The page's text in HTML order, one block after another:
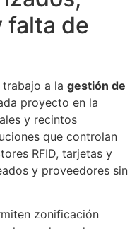
falta de
a la gestión de
proyecto en la
y recintos
que controlan
RFID, tarjetas y
y proveedores sin
zonificación